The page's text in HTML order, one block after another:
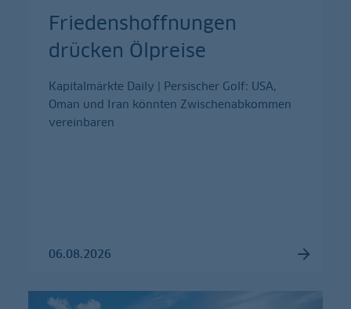
Friedenshoffnungen
drücken Ölpreise
Kapitalmärkte Daily | Persischer Golf: USA,
Oman und Iran könnten Zwischenabkommen
vereinbaren
06.08.2026